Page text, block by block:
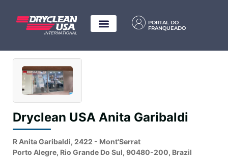
PORTAL DO
FRANQUEADO
Dryclean USA Anita Garibaldi
R Anita Garibaldi, 2422 - Mont'Serrat
Porto Alegre, Rio Grande Do Sul, 90480-200, Brazil